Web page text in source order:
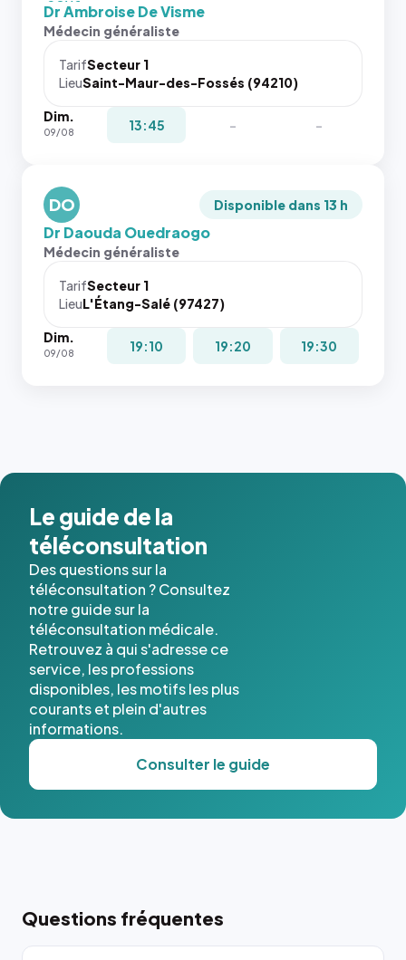
l'annuaire
dans ce
cas. #}
Sans ces
navigateur
pas la
place, et
les trois
dernières
images de
l'annuaire
dans ce
cas. #}
Dr Ambroise De Visme
Médecin généraliste
TarifSecteur 1
LieuSaint-Maur-des-Fossés (94210)
Dim.
09/08 13:45 - -
DO Disponible dans 13 h
Dr Daouda Ouedraogo
Médecin généraliste
TarifSecteur 1
LieuL'Étang-Salé (97427)
Dim.
09/08 19:10 19:20 19:30
Le guide de la
téléconsultation
Des questions sur la
téléconsultation ? Consultez
notre guide sur la
téléconsultation médicale.
Retrouvez à qui s'adresse ce
service, les professions
disponibles, les motifs les plus
courants et plein d'autres
informations.
Consulter le guide
Questions fréquentes